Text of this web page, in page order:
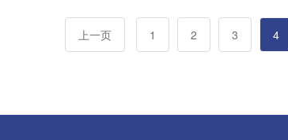
上一页 1 2 3 4